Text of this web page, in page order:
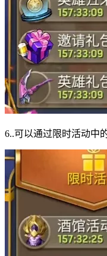
6..可以通过限时活动中